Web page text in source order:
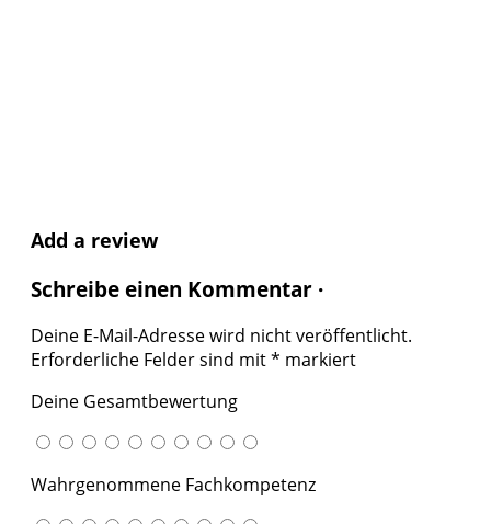
Add a review
Schreibe einen Kommentar ·
Deine E-Mail-Adresse wird nicht veröffentlicht.
Erforderliche Felder sind mit* markiert
Deine Gesamtbewertung
Wahrgenommene Fachkompetenz